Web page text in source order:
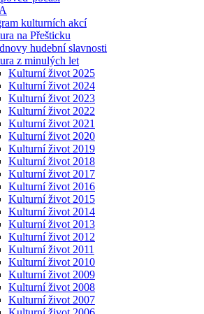
kulturních akcí
na Přešticku
hudební slavnosti
z minulých let
Kulturní život 2025
Kulturní život 2024
Kulturní život 2023
Kulturní život 2022
Kulturní život 2021
Kulturní život 2020
Kulturní život 2019
Kulturní život 2018
Kulturní život 2017
Kulturní život 2016
Kulturní život 2015
Kulturní život 2014
Kulturní život 2013
Kulturní život 2012
Kulturní život 2011
Kulturní život 2010
Kulturní život 2009
Kulturní život 2008
Kulturní život 2007